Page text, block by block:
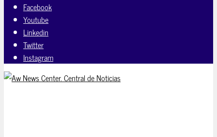
Facebook
Youtube
Linkedin
Twitter
Instagram